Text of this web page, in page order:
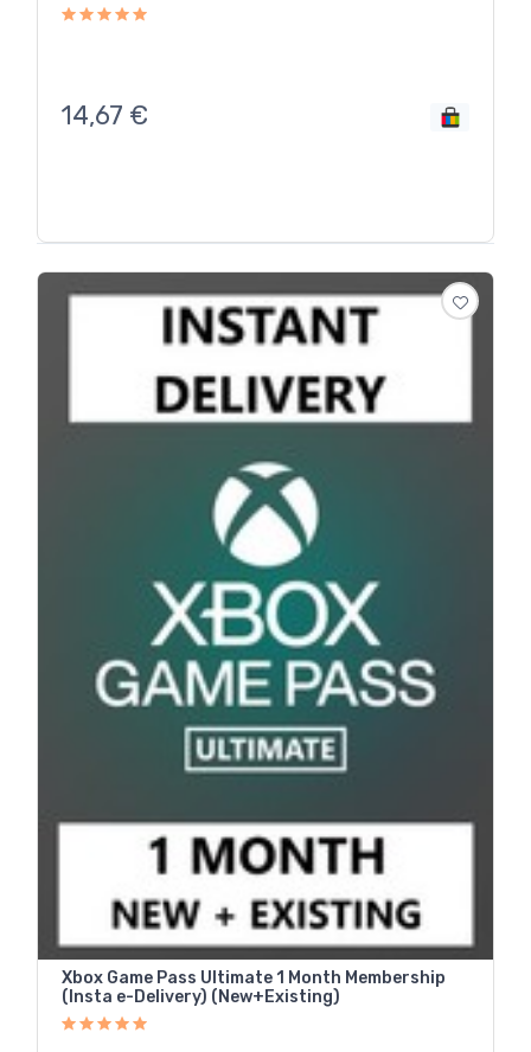
14,67 €
Xbox Game Pass Ultimate 1 Month Membership
(Insta e-Delivery) (New+Existing)